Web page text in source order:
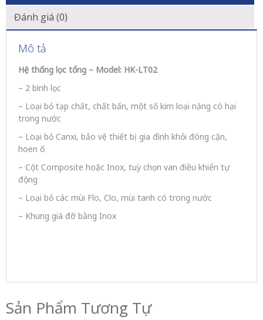
Đánh giá (0)
Mô tả
Hệ thống lọc tổng – Model: HK-LT02
– 2 bình lọc
– Loại bỏ tạp chất, chất bẩn, một số kim loại nặng có hại
trong nước
– Loại bỏ Canxi, bảo vệ thiết bị gia đình khỏi đóng cặn,
hoen ố
– Cột Composite hoặc Inox, tuỳ chọn van điều khiển tự
động
– Loại bỏ các mùi Flo, Clo, mùi tanh có trong nước
– Khung giá đỡ bằng Inox
Sản Phẩm Tương Tự